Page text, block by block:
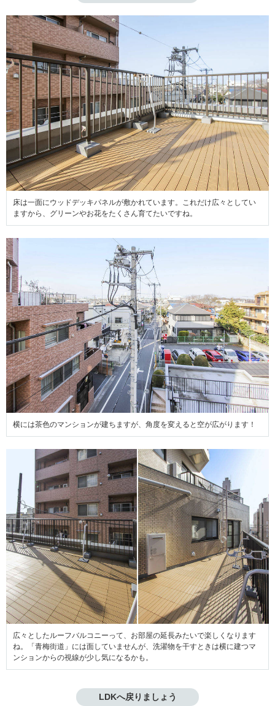
床は一面にウッドデッキパネルが敷かれています。これだけ広々としてい
ますから、グリーンやお花をたくさん育てたいですね。
横には茶色のマンションが建ちますが、角度を変えると空が広がります！
広々としたルーフバルコニーって、お部屋の延長みたいで楽しくなります
ね。「青梅街道」 には面していませんが、洗濯物を干すときは横に建つマ
ンションからの視線が少し気になるかも。
LDKへ戻りましょう